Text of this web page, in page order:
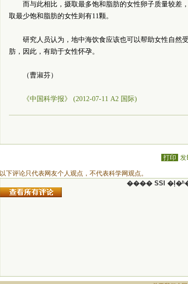
而与此相比，摄取最多饱和脂肪的女性卵子质量较差
取最少饱和脂肪的女性则有11颗。
研究人员认为，地中海饮食应该也可以帮助女性自然
肪，因此，有助于女性怀孕。
（曹淑芬）
《中国科学报》 (2012-07-11 A2 国际)
打印 发
以下评论只代表网友个人观点，不代表科学网观点。
���� SSI